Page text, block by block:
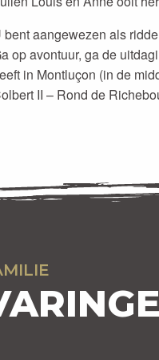
bent aangewezen als
op avontuur, ga de
in Montluçon (in de
II – Rond de